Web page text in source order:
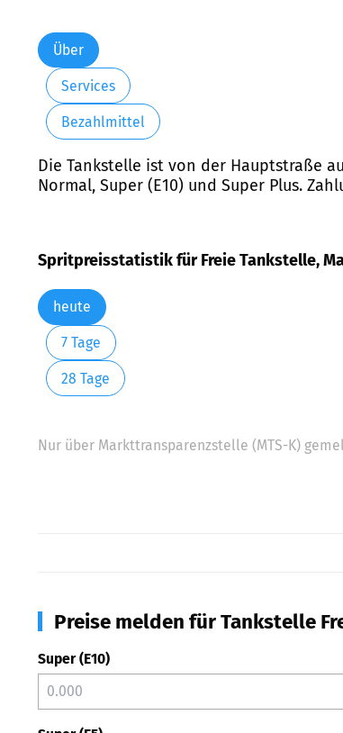
Über
Services
Bezahlmittel
Die Tankstelle ist von der Hauptstraße
Normal, Super (E10) und Super Plus.
Spritpreisstatistik für Freie Tankstelle,
heute
7 Tage
28 Tage
Nur über Markttransparenzstelle (MTS-K)
Preise melden für Tankstelle
Super (E10)